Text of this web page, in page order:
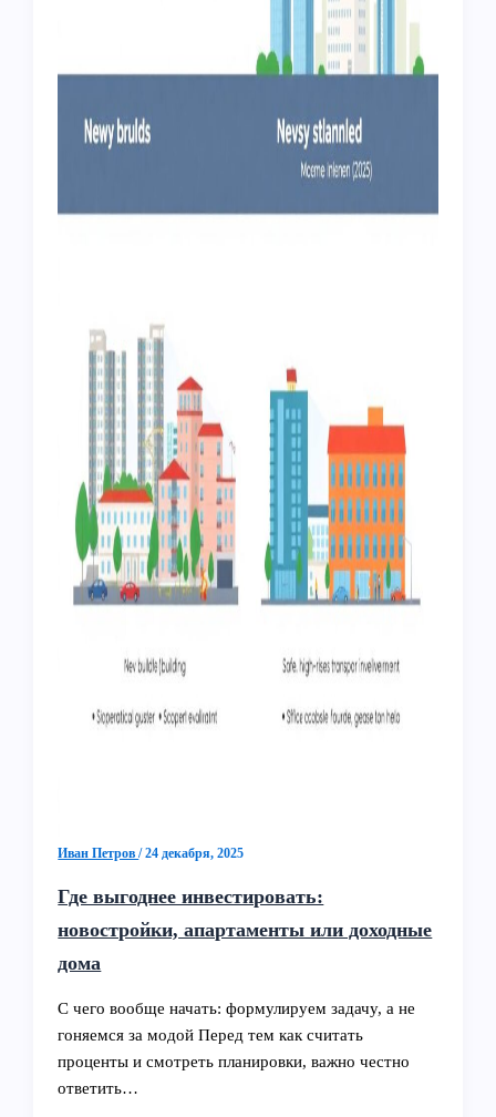
Иван Петров/24 декабря, 2025
Где выгоднее инвестировать:
новостройки, апартаменты или доходные
дома
С чего вообще начать: формулируем задачу, а не
гоняемся за модой Перед тем как считать
проценты и смотреть планировки, важно честно
ответить…